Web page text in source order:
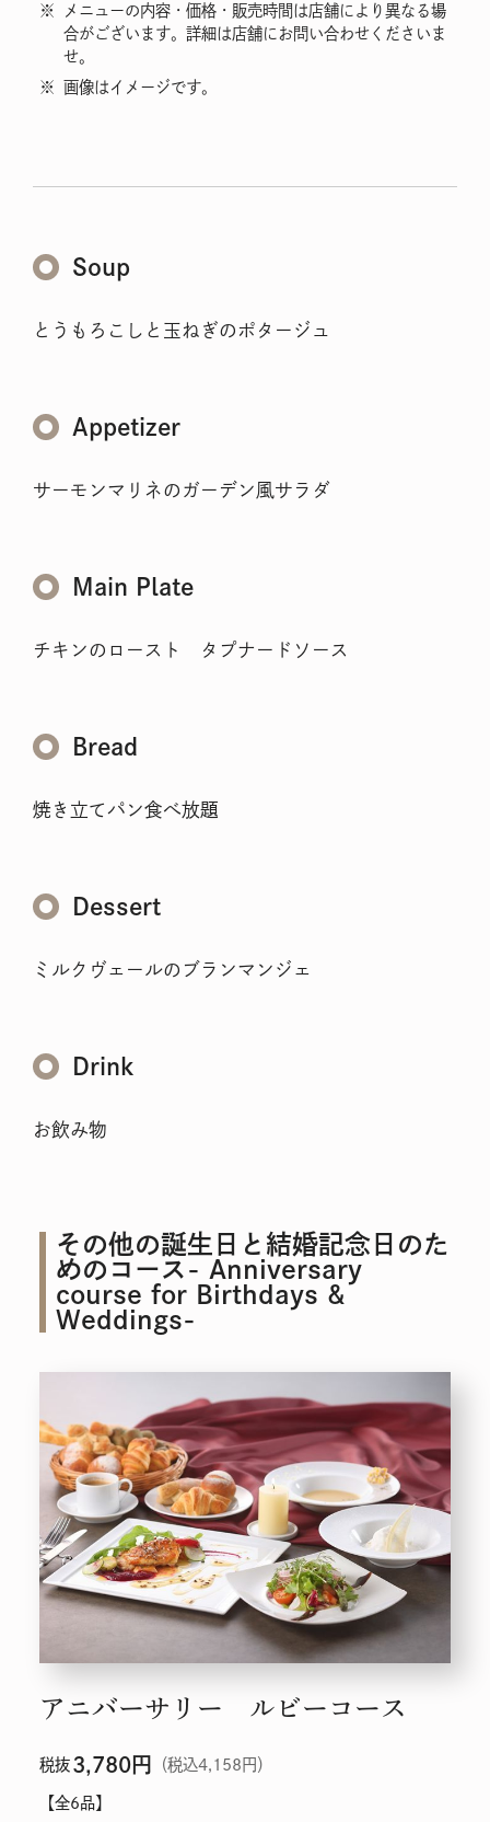
お知らせ
※
メニューの内容・価格・販売時間は店舗により異なる場
合がございます。詳細は店舗にお問い合わせくださいま
せ。
※
画像はイメージです。
Soup
とうもろこしと玉ねぎのポタージュ
Appetizer
サーモンマリネのガーデン風サラダ
Main Plate
チキンのロースト タプナードソース
Bread
焼き立てパン食べ放題
Dessert
ミルクヴェールのブランマンジェ
Drink
お飲み物
その他の誕生日と結婚記念日のた
めのコース- Anniversary
course for Birthdays &
Weddings-
アニバーサリー ルビーコース
税抜 3,780円 （税込4,158円）
【全6品】